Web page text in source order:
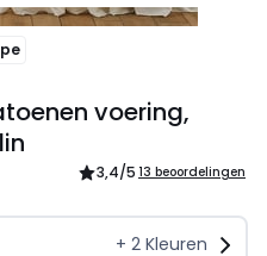
voering,
3,4/5 13 beoordelingen
+ 2 Kleuren